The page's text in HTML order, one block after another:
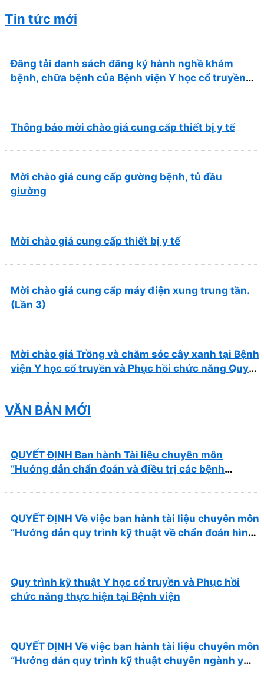
Tin tức mới
Đăng tải danh sách đăng ký hành nghề khám
bệnh, chữa bệnh của Bệnh viện Y học cổ truyền
Thông báo mời chào giá cung cấp thiết bị y tế
Mời chào giá cung cấp gường bệnh, tủ đầu
giường
Mời chào giá cung cấp thiết bị y tế
Mời chào giá cung cấp máy điện xung trung tần.
(Lần 3)
Mời chào giá Trồng và chăm sóc cây xanh tại Bệnh
viện Y học cổ truyền và Phục hồi chức năng Quy
VĂN BẢN MỚI
QUYẾT ĐỊNH Ban hành Tài liệu chuyên môn
“Hướng dẫn chẩn đoán và điều trị các bệnh
QUYẾT ĐỊNH Về việc ban hành tài liệu chuyên môn
“Hướng dẫn quy trình kỹ thuật về chẩn đoán hình
Quy trình kỹ thuật Y học cổ truyền và Phục hồi
chức năng thực hiện tại Bệnh viện
QUYẾT ĐỊNH Về việc ban hành tài liệu chuyên môn
“Hướng dẫn quy trình kỹ thuật chuyên ngành y